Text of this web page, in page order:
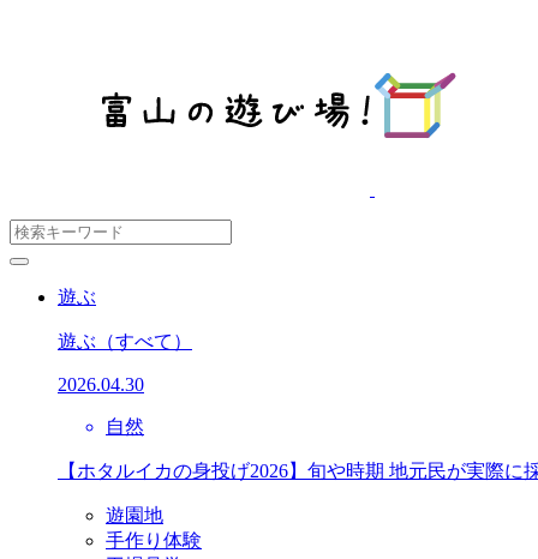
遊ぶ
遊ぶ （すべて）
2026.04.30
自然
【ホタルイカの身投げ2026】旬や時期 地元民が実際に
遊園地
手作り体験